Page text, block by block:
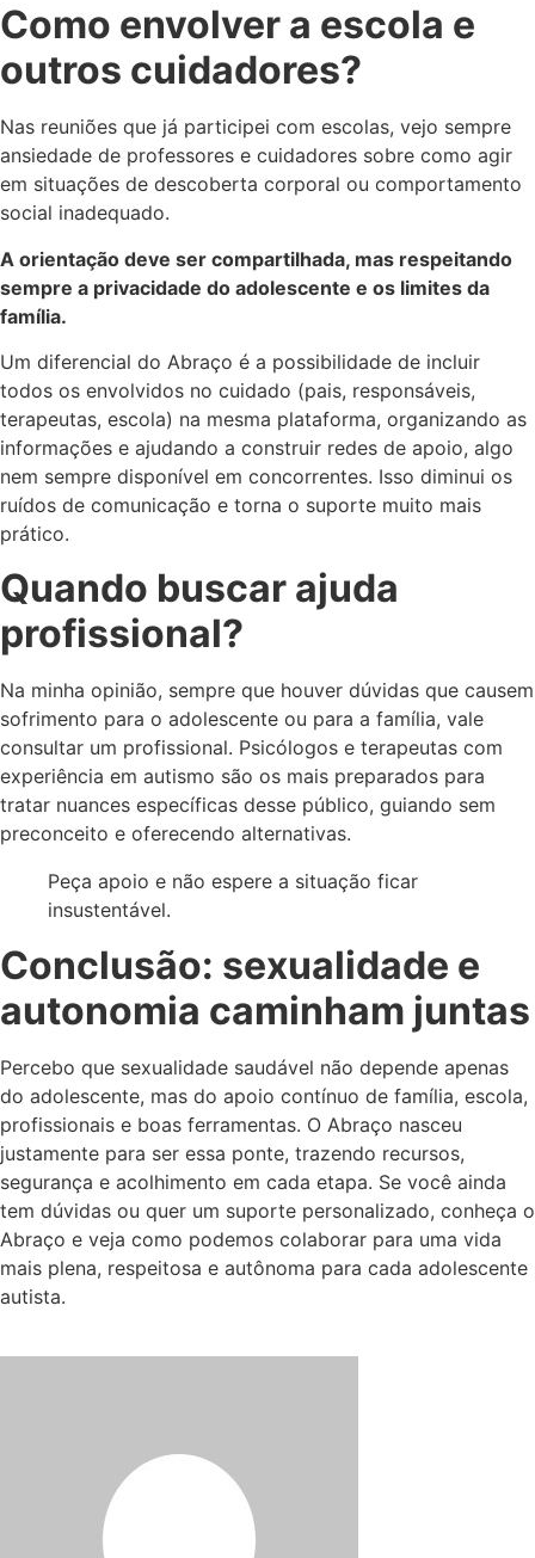
Como envolver a escola e
outros cuidadores?
Nas reuniões que já participei com escolas, vejo sempre
ansiedade de professores e cuidadores sobre como agir
em situações de descoberta corporal ou comportamento
social inadequado.
A orientação deve ser compartilhada, mas respeitando
sempre a privacidade do adolescente e os limites da
família.
Um diferencial do Abraço é a possibilidade de incluir
todos os envolvidos no cuidado (pais, responsáveis,
terapeutas, escola) na mesma plataforma, organizando as
informações e ajudando a construir redes de apoio, algo
nem sempre disponível em concorrentes. Isso diminui os
ruídos de comunicação e torna o suporte muito mais
prático.
Quando buscar ajuda
profissional?
Na minha opinião, sempre que houver dúvidas que causem
sofrimento para o adolescente ou para a família, vale
consultar um profissional. Psicólogos e terapeutas com
experiência em autismo são os mais preparados para
tratar nuances específicas desse público, guiando sem
preconceito e oferecendo alternativas.
Peça apoio e não espere a situação ficar
insustentável.
Conclusão: sexualidade e
autonomia caminham juntas
Percebo que sexualidade saudável não depende apenas
do adolescente, mas do apoio contínuo de família, escola,
profissionais e boas ferramentas. O Abraço nasceu
justamente para ser essa ponte, trazendo recursos,
segurança e acolhimento em cada etapa. Se você ainda
tem dúvidas ou quer um suporte personalizado, conheça o
Abraço e veja como podemos colaborar para uma vida
mais plena, respeitosa e autônoma para cada adolescente
autista.